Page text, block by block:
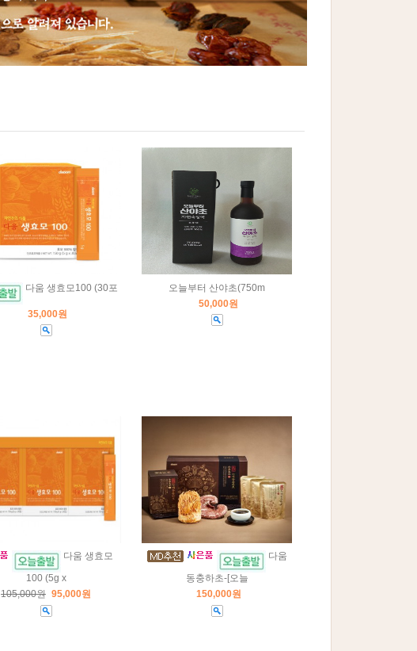
다움 생효모100 (30포
35,000원
오늘부터 산야초(750m
50,000원
다움 생효모
100 (5g x
105,000원 95,000원
다움
동충하초-[오늘
150,000원